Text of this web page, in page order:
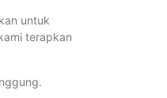
untuk
terapkan